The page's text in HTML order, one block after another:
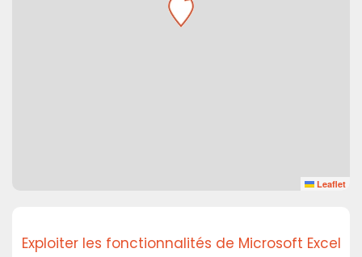
Leaflet
Exploiter les fonctionnalités de Microsoft Excel